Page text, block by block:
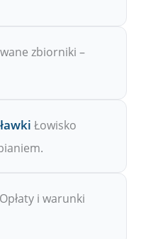
zbiorniki –
Łowisko
Opłaty i warunki